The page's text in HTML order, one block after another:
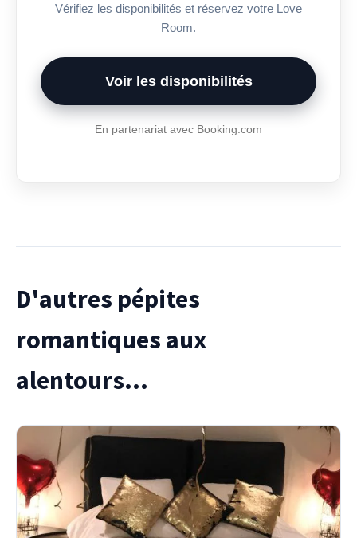
Vérifiez les disponibilités et réservez votre Love
Room.
Voir les disponibilités
En partenariat avec Booking.com
D'autres pépites
romantiques aux
alentours...